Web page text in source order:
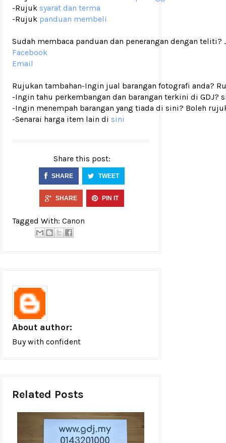
-Rujuk syarat dan terma
-Rujuk panduan membeli
Sudah membaca panduan dan penerangan dengan
Facebook
Email
Rujukan tambahan-Ingin jual barangan fotografi anda?
-Ingin tahu perkembangan dan barangan terkini di GDJ?
-Ingin menempah barangan yang tiada di sini? Boleh
-Senarai harga item lain di sini
Share this post:
SHARE TWEET
SHARE PIN IT
Tagged With: Canon
About author:
Buy with confident
Related Posts